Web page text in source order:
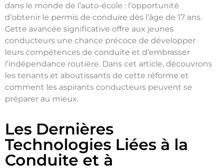
dans le monde de l’auto-école : l’opportunité
d’obtenir le permis de conduire dès l’âge de 17 ans.
Cette avancée significative offre aux jeunes
conducteurs une chance précoce de développer
leurs compétences de conduite et d’embrasser
l’indépendance routière. Dans cet article, découvrons
les tenants et aboutissants de cette réforme et
comment les aspirants conducteurs peuvent se
préparer au mieux.
Les Dernières
Technologies Liées à la
Conduite et à